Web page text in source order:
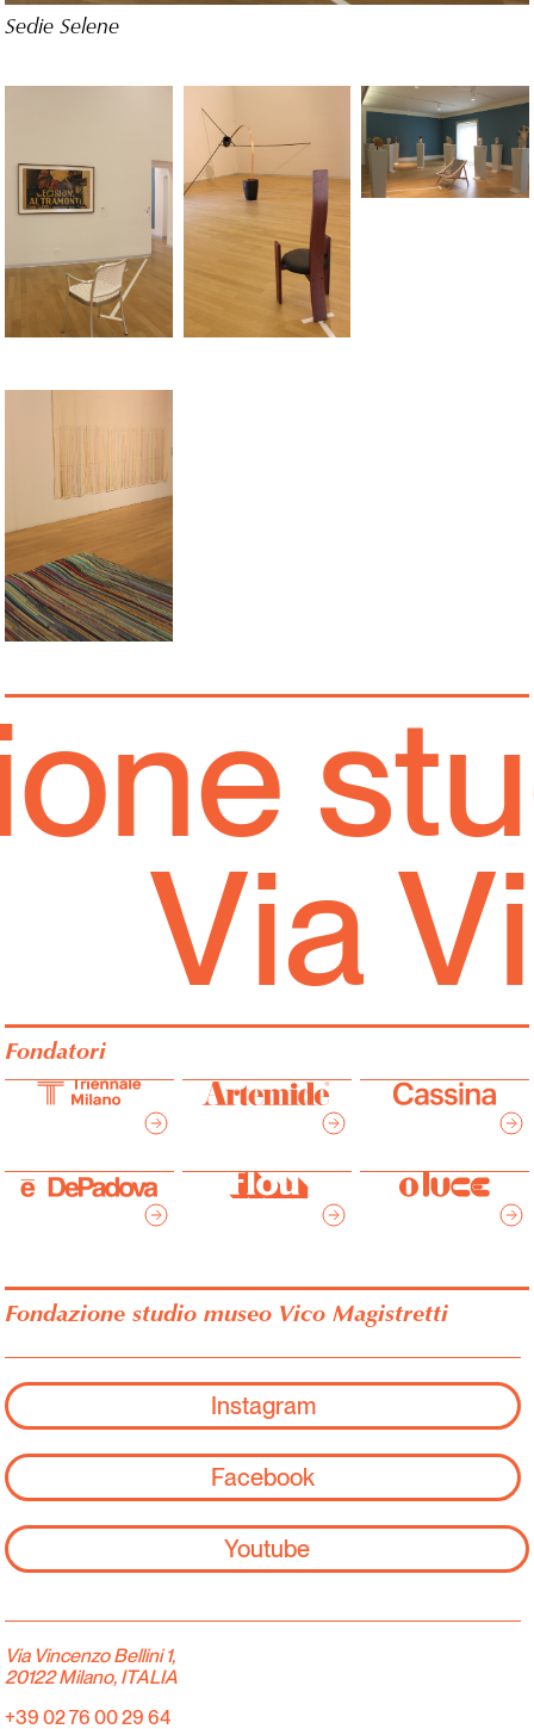
Sedie Selene
Via
Fondatori
Fondazione studio museo Vico Magistretti
Instagram
Facebook
Youtube
Via Vincenzo Bellini 1,
20122 Milano, ITALIA
+39 02 76 00 29 64